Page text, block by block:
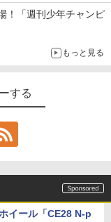
！「週刊少年チャンピ
もっと見る
する
イール「CE28 N-p